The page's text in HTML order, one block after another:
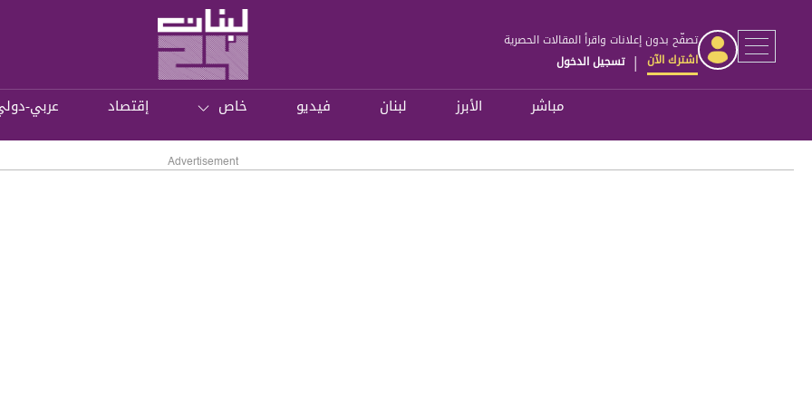
تصفّح بدون إعلانات واقرأ المقالات الحصرية
اشترك الآن | تسجيل الدخول
مباشر الأبرز لبنان فيديو خاص إقتصاد عربي-
Advertisement